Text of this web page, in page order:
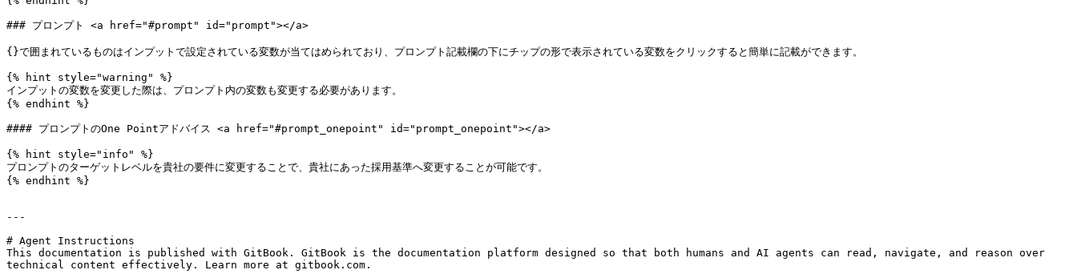
### プロンプト <a href="#prompt" id="prompt"></a>
{}で囲まれているものはインプットで設定されている変数が当てはめられており、プロンプト記載欄の下にチップの形で表示されている変数をクリックすると簡単に記載ができます。
{% hint style="warning" %}
インプットの変数を変更した際は、プロンプト内の変数も変更する必要があります。
{% endhint %}
#### プロンプトのOne Pointアドバイス <a href="#prompt_onepoint" id="prompt_onepoint"></a>
{% hint style="info" %}
プロンプトのターゲットレベルを貴社の要件に変更することで、貴社にあった採用基準へ変更することが可能です。
{% endhint %}
---
# Agent Instructions
This documentation is published with GitBook. GitBook is the documentation platform designed so that both humans and AI agents can read, navigate, and reason over
technical content effectively. Learn more at gitbook.com.